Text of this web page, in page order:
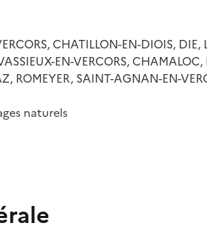
CHATILLON-EN-DIOIS,
EN-VERCORS,
ROMEYER, SAINT-AGNAN-EN-
naturels